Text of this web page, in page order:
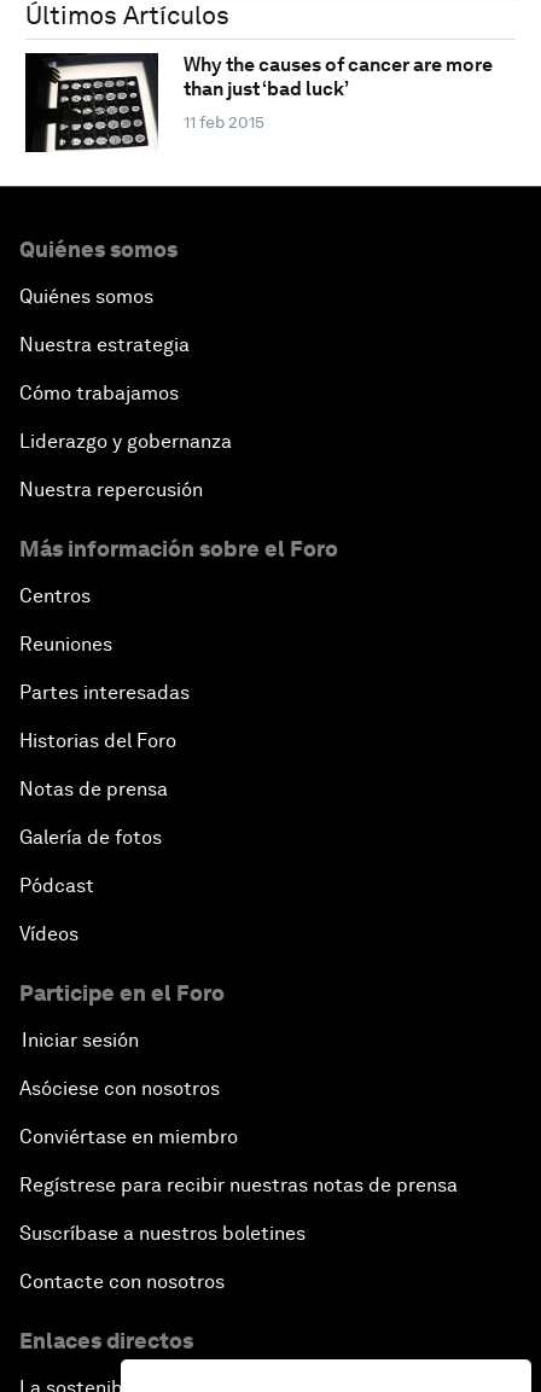
Últimos Artículos
Why the causes of cancer are more
than just ‘bad luck’
11 feb 2015
Quiénes somos
Quiénes somos
Nuestra estrategia
Cómo trabajamos
Liderazgo y gobernanza
Nuestra repercusión
Más información sobre el Foro
Centros
Reuniones
Partes interesadas
Historias del Foro
Notas de prensa
Galería de fotos
Pódcast
Vídeos
Participe en el Foro
Iniciar sesión
Asóciese con nosotros
Conviértase en miembro
Regístrese para recibir nuestras notas de prensa
Suscríbase a nuestros boletines
Contacte con nosotros
Enlaces directos